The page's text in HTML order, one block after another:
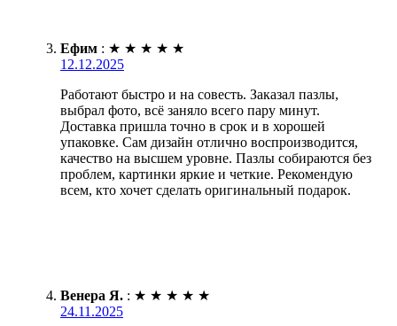
Ефим : ★ ★ ★ ★ ★
12.12.2025
Работают быстро и на совесть. Заказал пазлы,
выбрал фото, всё заняло всего пару минут.
Доставка пришла точно в срок и в хорошей
упаковке. Сам дизайн отлично воспроизводится,
качество на высшем уровне. Пазлы собираются без
проблем, картинки яркие и четкие. Рекомендую
всем, кто хочет сделать оригинальный подарок.
Венера Я. : ★ ★ ★ ★ ★
24.11.2025